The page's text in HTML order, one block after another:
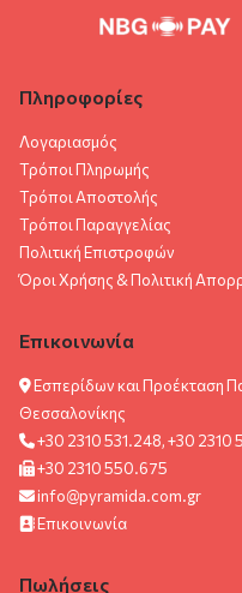
Πληροφορίες
Λογαριασμός
Τρόποι Πληρωμής
Τρόποι Αποστολής
Τρόποι Παραγγελίας
Πολιτική Επιστροφών
Όροι Χρήσης & Πολιτική
Επικοινωνία
Εσπερίδων και Προέκταση
Θεσσαλονίκης
+30 2310 531.248, +30 2310
+30 2310 550.675
info@pyramida.com.gr
Επικοινωνία
Πωλήσεις